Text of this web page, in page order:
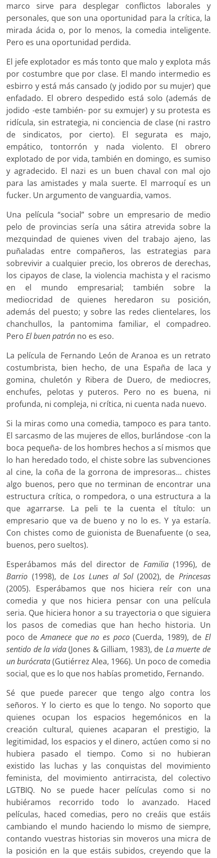
marco sirve para desplegar conflictos laborales y
personales, que son una oportunidad para la crítica, la
mirada ácida o, por lo menos, la comedia inteligente.
Pero es una oportunidad perdida.
El jefe explotador es más tonto que malo y explota más
por costumbre que por clase. El mando intermedio es
esbirro y está más cansado (y jodido por su mujer) que
enfadado. El obrero despedido está solo (además de
jodido -este también- por su exmujer) y su protesta es
ridícula, sin estrategia, ni conciencia de clase (ni rastro
de sindicatos, por cierto). El segurata es majo,
empático, tontorrón y nada violento. El obrero
explotado de por vida, también en domingo, es sumiso
y agradecido. El nazi es un buen chaval con mal ojo
para las amistades y mala suerte. El marroquí es un
fucker. Un argumento de vanguardia, vamos.
Una película “social” sobre un empresario de medio
pelo de provincias sería una sátira atrevida sobre la
mezquindad de quienes viven del trabajo ajeno, las
puñaladas entre compañeros, las estrategias para
sobrevivir a cualquier precio, los obreros de derechas,
los cipayos de clase, la violencia machista y el racismo
en el mundo empresarial; también sobre la
mediocridad de quienes heredaron su posición,
además del puesto; y sobre las redes clientelares, los
chanchullos, la pantomima familiar, el compadreo.
PeroEl buen patrón no es eso.
La película de Fernando León de Aranoa es un retrato
costumbrista, bien hecho, de una España de laca y
gomina, chuletón y Ribera de Duero, de mediocres,
enchufes, pelotas y puteros. Pero no es buena, ni
profunda, ni compleja, ni crítica, ni cuenta nada nuevo.
Si la miras como una comedia, tampoco es para tanto.
El sarcasmo de las mujeres de ellos, burlándose -con la
boca pequeña- de los hombres hechos a sí mismos que
lo han heredado todo, el chiste sobre las subvenciones
al cine, la coña de la gorrona de impresoras… chistes
algo buenos, pero que no terminan de encontrar una
estructura crítica, o rompedora, o una estructura a la
que agarrarse. La peli te la cuenta el título: un
empresario que va de bueno y no lo es. Y ya estaría.
Con chistes como de guionista de Buenafuente (o sea,
buenos, pero sueltos).
Esperábamos más del director deFamilia (1996), de
Barrio (1998), de Los Lunes al Sol(2002), de Princesas
(2005). Esperábamos que nos hiciera reír con una
comedia y que nos hiciera pensar con una película
seria. Que hiciera honor a su trayectoria o que siguiera
los pasos de comedias que han hecho historia. Un
poco deAmanece que no es poco(Cuerda, 1989), de El
sentido de la vida(Jones & Gilliam, 1983), de La muerte de
un burócrata(Gutiérrez Alea, 1966). Un poco de comedia
social, que es lo que nos habías prometido, Fernando.
Sé que puede parecer que tengo algo contra los
señoros. Y lo cierto es que lo tengo. No soporto que
quienes ocupan los espacios hegemónicos en la
creación cultural, quienes acaparan el prestigio, la
legitimidad, los espacios y el dinero, actúen como si no
hubiera pasado el tiempo. Como si no hubieran
existido las luchas y las conquistas del movimiento
feminista, del movimiento antirracista, del colectivo
LGTBIQ. No se puede hacer películas como si no
hubiéramos recorrido todo lo avanzado. Haced
películas, haced comedias, pero no creáis que estáis
cambiando el mundo haciendo lo mismo de siempre,
contando vuestras historias sin moveros una micra de
la posición en la que estáis subidos, creyendo que la